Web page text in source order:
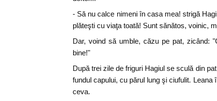
- Să nu calce nimeni în casa mea! strigă
plăteşti cu viaţa toată! Sunt sănătos, voinic,
Dar, voind să umble, căzu pe pat, zicând:
bine!"
După trei zile de friguri Hagiul se sculă din
fundul capului, cu părul lung şi ciufulit.
ceva.